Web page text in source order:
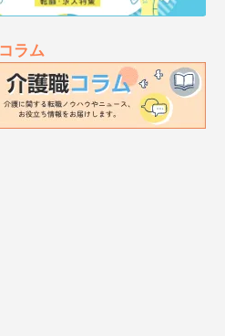
ラム